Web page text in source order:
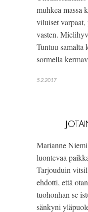
muhkea massa
viluiset varpaat,
vasten.
Tuntuu samalta
sormella
5.2.2017
Marianne
luontevaa
Tarjouduin
ehdotti, että
tuohonhan se
sänkyni